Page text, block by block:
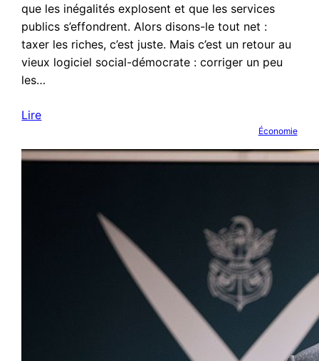
que les inégalités explosent et que les services
publics s’effondrent. Alors disons-le tout net :
taxer les riches, c’est juste. Mais c’est un retour au
vieux logiciel social-démocrate : corriger un peu
les…
Lire
Économie